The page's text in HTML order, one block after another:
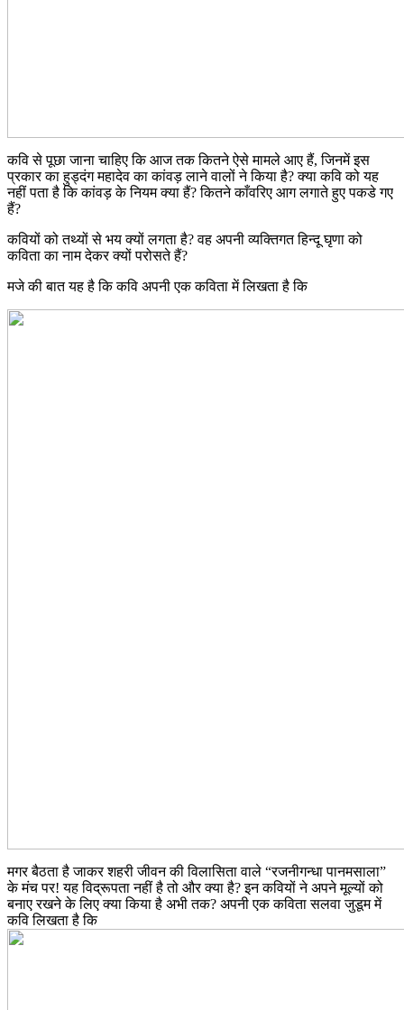
कवि से पूछा जाना चाहिए कि आज तक कितने ऐसे मामले आए हैं, जिनमें इस
प्रकार का हुड्दंग महादेव का कांवड़ लाने वालों ने किया है? क्या कवि को यह
नहीं पता है कि कांवड़ के नियम क्या हैं? कितने काँवरिए आग लगाते हुए पकडे गए
हैं?
कवियों को तथ्यों से भय क्यों लगता है? वह अपनी व्यक्तिगत हिन्दू घृणा को
कविता का नाम देकर क्यों परोसते हैं?
मजे की बात यह है कि कवि अपनी एक कविता में लिखता है कि
मगर बैठता है जाकर शहरी जीवन की विलासिता वाले “रजनीगन्धा पानमसाला”
के मंच पर! यह विद्रूपता नहीं है तो और क्या है? इन कवियों ने अपने मूल्यों को
बनाए रखने के लिए क्या किया है अभी तक? अपनी एक कविता सलवा जुडूम में
कवि लिखता है कि